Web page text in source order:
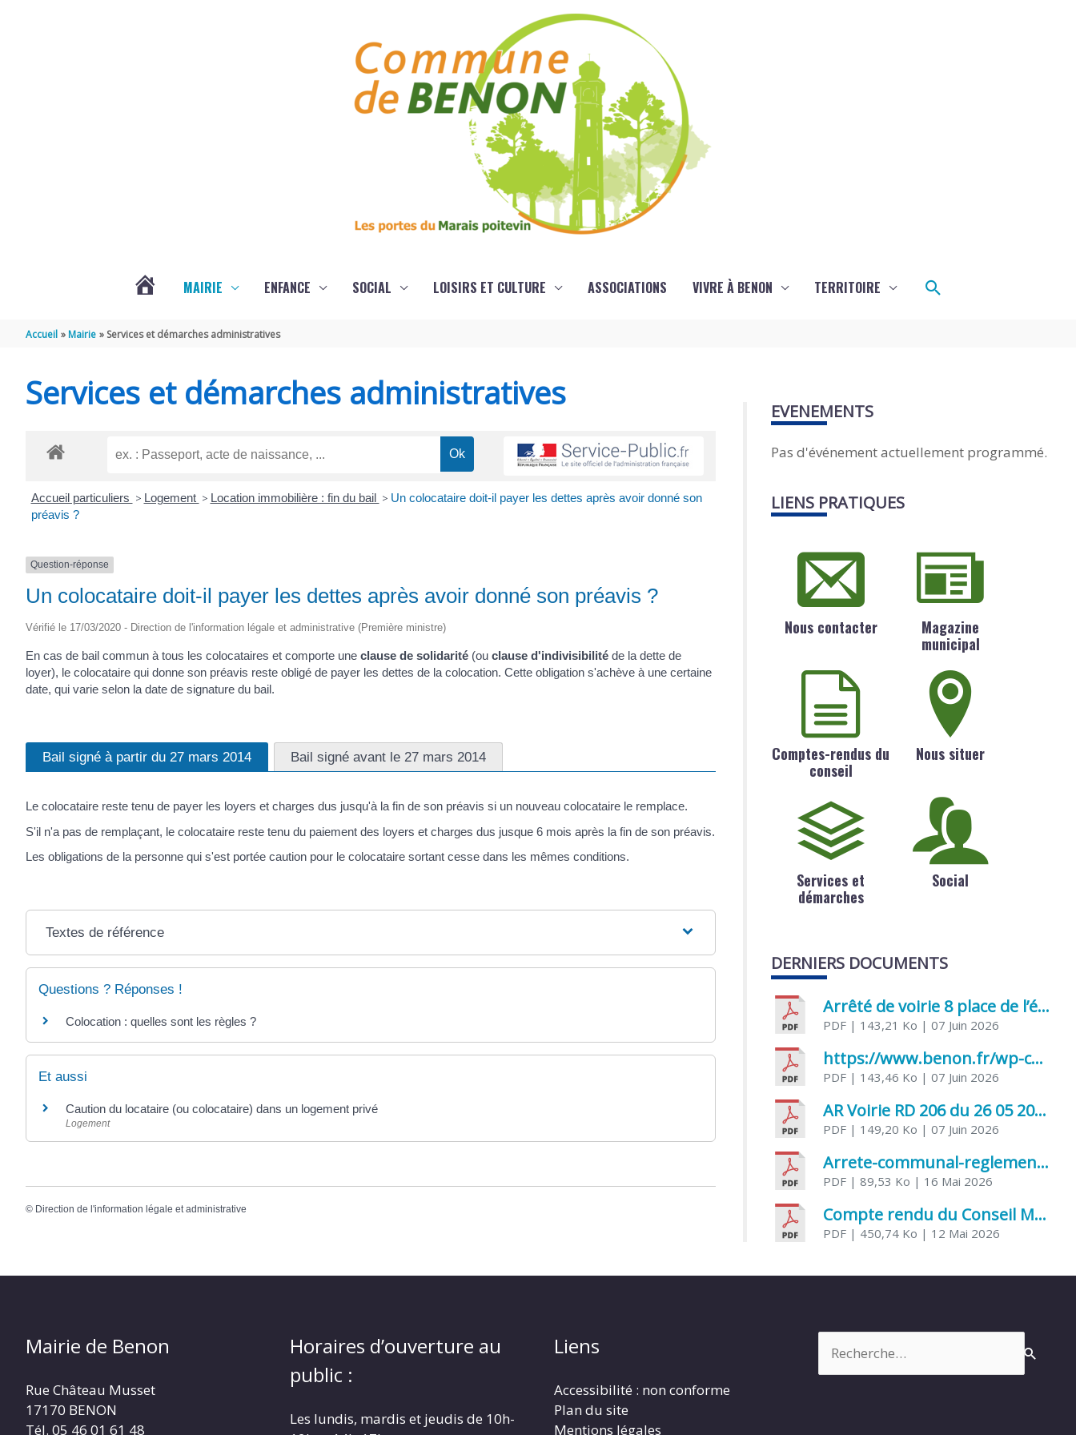
MAIRIE ENFANCE SOCIAL LOISIRS ET CULTURE ASSOCIATIONS VIVRE À BENON TERRITOIRE Rechercher
Accueil Mairie Services et démarches administratives
Services et démarches administratives
Accueil particuliers > Logement > Location immobilière : fin du bail > Un colocataire doit-il payer les dettes après avoir donné son
préavis ?
Question-réponse
Un colocataire doit-il payer les dettes après avoir donné son préavis ?
Vérifié le 17/03/2020 - Direction de l'information légale et administrative (Première ministre)
En cas de bail commun à tous les colocataires et comporte une clause de solidarité (ou clause d'indivisibilité de la dette de
loyer), le colocataire qui donne son préavis reste obligé de payer les dettes de la colocation. Cette obligation s'achève à une certaine
date, qui varie selon la date de signature du bail.
Bail signé à partir du 27 mars 2014 Bail signé avant le 27 mars 2014
Le colocataire reste tenu de payer les loyers et charges dus jusqu'à la fin de son préavis si un nouveau colocataire le remplace.
S'il n'a pas de remplaçant, le colocataire reste tenu du paiement des loyers et charges dus jusque 6 mois après la fin de son préavis.
Les obligations de la personne qui s'est portée caution pour le colocataire sortant cesse dans les mêmes conditions.
Textes de référence
Questions ? Réponses !
Colocation : quelles sont les règles ?
Et aussi
Caution du locataire (ou colocataire) dans un logement privé
Logement
© Direction de l'information légale et administrative
EVENEMENTS
Pas d'événement actuellement programmé.
LIENS PRATIQUES
Nous contacter
Magazine
municipal
Comptes-rendus du
conseil
Nous situer
Services et
démarches
Social
DERNIERS DOCUMENTS
Arrêté de voirie 8 place de l’église 17170 Benon
PDF | 143,21 Ko | 07 Juin 2026
https://www.benon.fr/wp-content/uploads/2026/06/AR-Voirie-Chemin-de-Lafond-du-26-05-2026.pdf
PDF | 143,46 Ko | 07 Juin 2026
AR Voirie RD 206 du 26 05 2026
PDF | 149,20 Ko | 07 Juin 2026
Arrete-communal-reglemenatnt-des-bruits-de-voisinage-et-des-activites-bruyantes
PDF | 89,53 Ko | 16 Mai 2026
Compte rendu du Conseil Municipal du 06 mai 2026
PDF | 450,74 Ko | 12 Mai 2026
Mairie de Benon
Rue Château Musset
17170 BENON
Tél. 05 46 01 61 48
Horaires d’ouverture au
public :
Les lundis, mardis et jeudis de 10h-
Liens
Accessibilité : non conforme
Plan du site
Mentions légales